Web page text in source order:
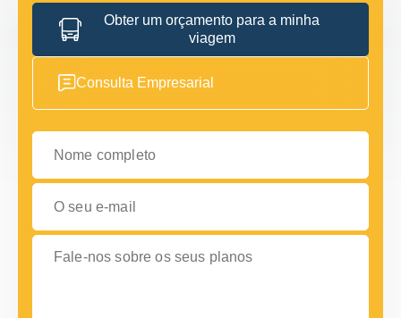
Obter um orçamento para a minha
viagem
Consulta Empresarial
Nome completo
O seu e-mail
Fale-nos sobre os seus planos